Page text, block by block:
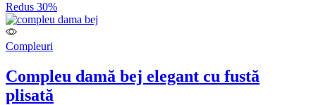
Redus 30%
Compleuri
Compleu damă bej elegant cu fustă
plisată